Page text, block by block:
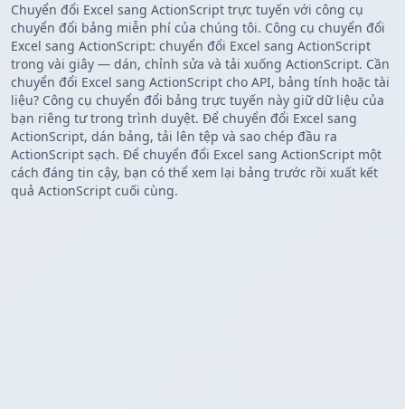
Chuyển đổi Excel sang ActionScript trực tuyến với công cụ
chuyển đổi bảng miễn phí của chúng tôi. Công cụ chuyển đổi
Excel sang ActionScript: chuyển đổi Excel sang ActionScript
trong vài giây — dán, chỉnh sửa và tải xuống ActionScript. Cần
chuyển đổi Excel sang ActionScript cho API, bảng tính hoặc tài
liệu? Công cụ chuyển đổi bảng trực tuyến này giữ dữ liệu của
bạn riêng tư trong trình duyệt. Để chuyển đổi Excel sang
ActionScript, dán bảng, tải lên tệp và sao chép đầu ra
ActionScript sạch. Để chuyển đổi Excel sang ActionScript một
cách đáng tin cậy, bạn có thể xem lại bảng trước rồi xuất kết
quả ActionScript cuối cùng.